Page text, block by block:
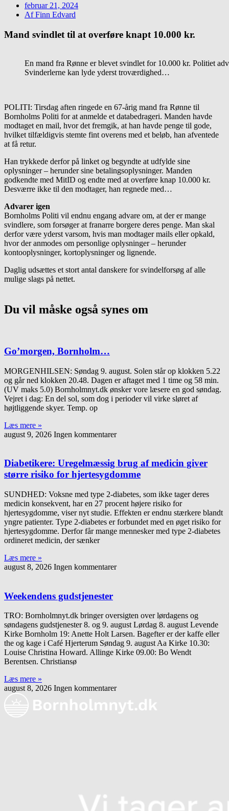
februar 21, 2024
AfFinn Edvard
Mand svindlet til at overføre knapt 10.000 kr.
En mand fra Rønne er blevet svindlet for 10.000 kr. Politiet
Svinderlerne kan lyde yderst troværdighed…
POLITI: Tirsdag aften ringede en 67-årig mand fra Rønne til
Bornholms Politi for at anmelde et databedrageri. Manden havde
modtaget en mail, hvor det fremgik, at han havde penge til gode,
hvilket tilfældigvis stemte fint overens med et beløb, han afventede
at få retur.
Han trykkede derfor på linket og begyndte at udfylde sine
oplysninger – herunder sine betalingsoplysninger. Manden
godkendte med MitID og endte med at overføre knap 10.000 kr.
Desværre ikke til den modtager, han regnede med…
Advarer igen
Bornholms Politi vil endnu engang advare om, at der er mange
svindlere, som forsøger at franarre borgere deres penge. Man skal
derfor være yderst varsom, hvis man modtager mails eller opkald,
hvor der anmodes om personlige oplysninger – herunder
kontooplysninger, kortoplysninger og lignende.
Daglig udsættes et stort antal danskere for svindelforsøg af alle
mulige slags på nettet.
Du vil måske også synes om
Go’morgen, Bornholm…
MORGENHILSEN: Søndag 9. august. Solen står op klokken 5.22
og går ned klokken 20.48. Dagen er aftaget med 1 time og 58 min.
(UV maks 5.0) Bornholmnyt.dk ønsker vore læsere en god søndag.
Vejret i dag: En del sol, som dog i perioder vil virke sløret af
højtliggende skyer. Temp. op
Læs mere »
august 9, 2026 Ingen kommentarer
Diabetikere: Uregelmæssig brug af medicin giver
større risiko for hjertesygdomme
SUNDHED: Voksne med type 2-diabetes, som ikke tager deres
medicin konsekvent, har en 27 procent højere risiko for
hjertesygdomme, viser nyt studie. Effekten er endnu stærkere blandt
yngre patienter. Type 2-diabetes er forbundet med en øget risiko for
hjertesygdomme. Derfor får mange mennesker med type 2-diabetes
ordineret medicin, der sænker
Læs mere »
august 8, 2026 Ingen kommentarer
Weekendens gudstjenester
TRO: Bornholmnyt.dk bringer oversigten over lørdagens og
søndagens gudstjenester 8. og 9. august Lørdag 8. august Levende
Kirke Bornholm 19: Anette Holt Larsen. Bagefter er der kaffe eller
the og kage i Café Hjerterum Søndag 9. august Aa Kirke 10.30:
Louise Christina Howard. Allinge Kirke 09.00: Bo Wendt
Berentsen. Christiansø
Læs mere »
august 8, 2026 Ingen kommentarer